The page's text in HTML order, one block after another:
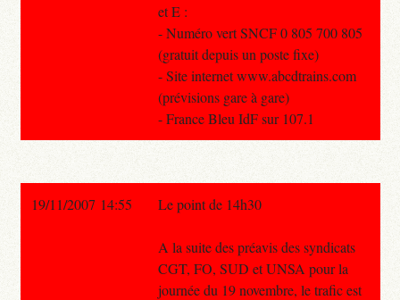
et E :
- Numéro vert SNCF 0 805 700 805
(gratuit depuis un poste fixe)
- Site internet www.abcdtrains.com
(prévisions gare à gare)
- France Bleu IdF sur 107.1
19/11/2007 14:55 Le point de 14h30
A la suite des préavis des syndicats
CGT, FO, SUD et UNSA pour la
journée du 19 novembre, le trafic est